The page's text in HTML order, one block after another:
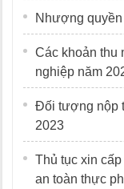
Nhượng
Các khoản thu
nghiệp năm
Đối tượng nộp
2023
Thủ tục xin
an toàn thực